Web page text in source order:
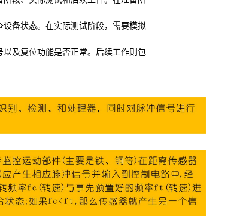
备状态。在实际测试阶段，需要模拟
及复位功能是否正常。后续工作则包